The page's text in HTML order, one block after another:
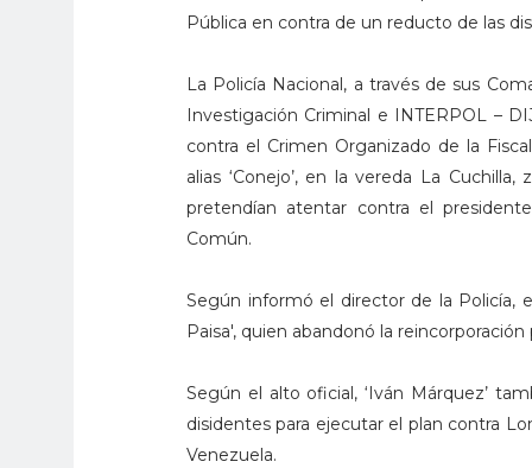
Pública en contra de un reducto de las
La Policía Nacional, a través de sus
Investigación Criminal e INTERPOL –
contra el Crimen Organizado de la
alias ‘Conejo’, en la vereda La
pretendían atentar contra el
Común.
Según informó el director de la Policía,
Paisa', quien abandonó la
Según el alto oficial, ‘Iván Márquez’
disidentes para ejecutar el plan contra
Venezuela.